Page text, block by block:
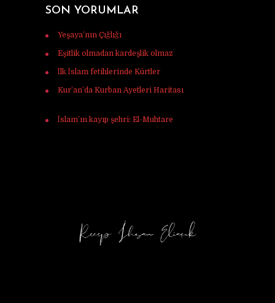
SON YORUMLAR
Yeşaya’nın Çığlığı
Eşitlik olmadan kardeşlik olmaz
İlk İslam fetihlerinde Kürtler
Kur’an’da Kurban Ayetleri Haritası
İslam’ın kayıp şehri: El-Muhtare